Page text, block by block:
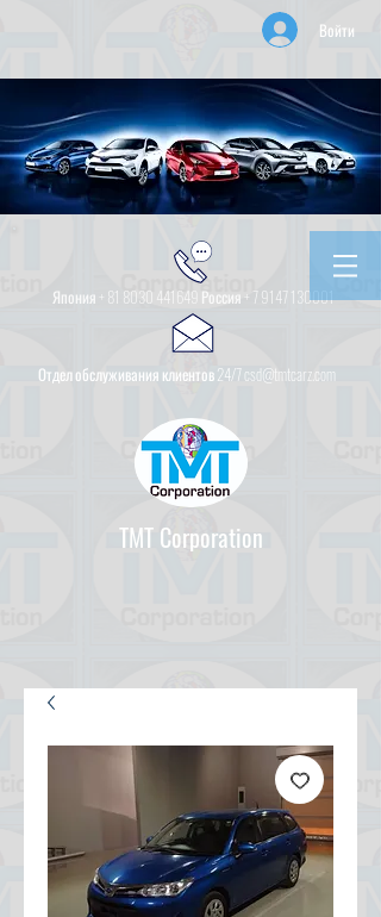
Войти
Япония + 81 8030 441649 Россия + 7 9147 130001
Отдел обслуживания клиентов 24/7 csd@tmtcarz.com
TMT Corporation